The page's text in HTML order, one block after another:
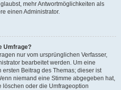
mehr Antwortmöglichkeiten als
einen Administrator.
Umfrage?
nur vom ursprünglichen Verfasser,
bearbeitet werden. Um eine
Beitrag des Themas; dieser ist
niemand eine Stimme abgegeben hat,
oder die Umfrageoption